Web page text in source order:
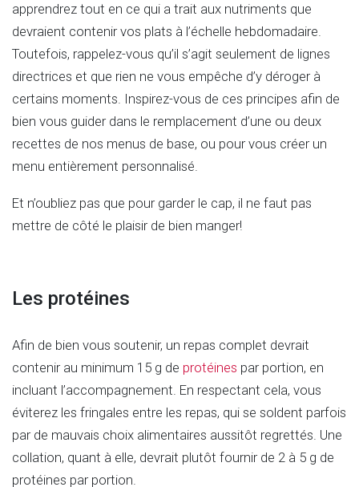
apprendrez tout en ce qui a trait aux nutriments que
devraient contenir vos plats à l’échelle hebdomadaire.
Toutefois, rappelez-vous qu’il s’agit seulement de lignes
directrices et que rien ne vous empêche d’y déroger à
certains moments. Inspirez-vous de ces principes afin de
bien vous guider dans le remplacement d’une ou deux
recettes de nos menus de base, ou pour vous créer un
menu entièrement personnalisé.
Et n’oubliez pas que pour garder le cap, il ne faut pas
mettre de côté le plaisir de bien manger!
Les protéines
Afin de bien vous soutenir, un repas complet devrait
contenir au minimum 15 g de protéines par portion, en
incluant l’accompagnement. En respectant cela, vous
éviterez les fringales entre les repas, qui se soldent parfois
par de mauvais choix alimentaires aussitôt regrettés. Une
collation, quant à elle, devrait plutôt fournir de 2 à 5 g de
protéines par portion.